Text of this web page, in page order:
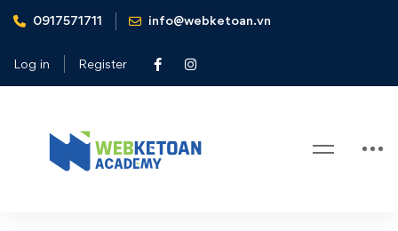
0917571711 info@webketoan.vn
Log in Register
Home
Tin tức - Sự kiện
nhật chính sách thuế kỳ 5 ngày 24/06/2017